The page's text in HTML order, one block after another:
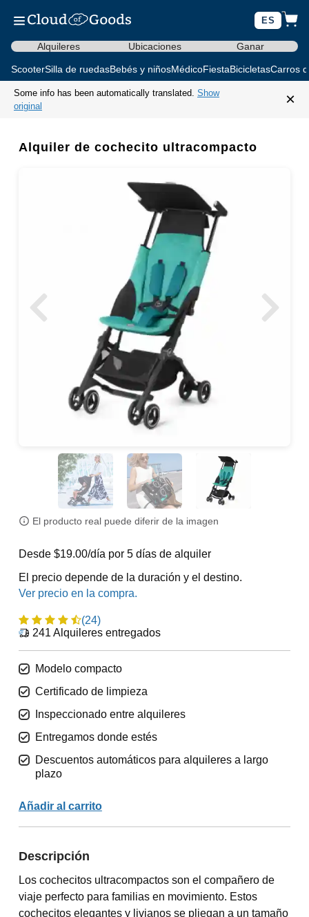
ES
Alquileres Ubicaciones Ganar
ScooterSilla de ruedasBebés y niñosMédicoFiestaBicicletasCarros
Some info has been automatically translated. Show
original
×
Alquiler de cochecito ultracompacto
El producto real puede diferir de la imagen
Desde $19.00/día por 5 días de alquiler
El precio depende de la duración y el destino.
(24)
241 Alquileres entregados
Modelo compacto
Certificado de limpieza
Inspeccionado entre alquileres
Entregamos donde estés
Descuentos automáticos para alquileres a largo
plazo
Añadir al carrito
Descripción
Los cochecitos ultracompactos son el compañero de
viaje perfecto para familias en movimiento. Estos
cochecitos elegantes y livianos se pliegan a un tamaño